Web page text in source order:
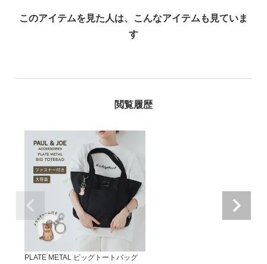
PLATE METAL ビッグトートバッグ